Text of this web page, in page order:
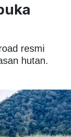
resmi
hutan.